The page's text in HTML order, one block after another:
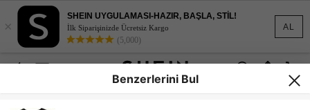
AL
×
SHEIN UYGULAMASI-HAZIR, BAŞLA, STİL!
İlk Siparişinizde Ücretsiz Kargo
(5,000)
Benzerlerini Bul